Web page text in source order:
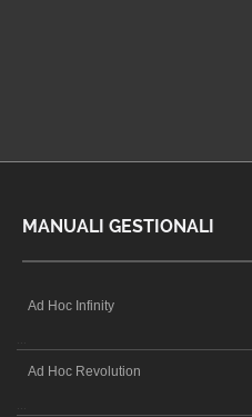
MANUALI GESTIONALI
Ad Hoc Infinity
Ad Hoc Revolution